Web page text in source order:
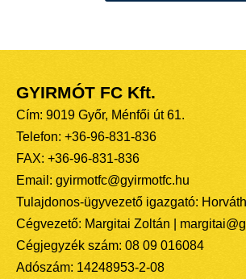
GYIRMÓT FC Kft.
Cím: 9019 Győr, Ménfői út 61.
Telefon: +36-96-831-836
FAX: +36-96-831-836
Email: gyirmotfc@gyirmotfc.hu
Tulajdonos-ügyvezető igazgató:
Cégvezető: Margitai Zoltán |
Cégjegyzék szám: 08 09 016084
Adószám: 14248953-2-08